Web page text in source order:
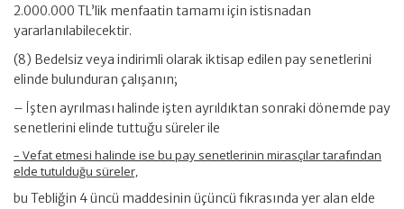
2.000.000 TL’lik menfaatin tamamı için istisnadan
yararlanılabilecektir.
(8) Bedelsiz veya indirimli olarak iktisap edilen pay senetlerini
elinde bulunduran çalışanın;
– İşten ayrılması halinde işten ayrıldıktan sonraki dönemde pay
senetlerini elinde tuttuğu süreler ile
– Vefat etmesi halinde ise bu pay senetlerinin mirasçılar tarafından
elde tutulduğu süreler,
bu Tebliğin 4 üncü maddesinin üçüncü fıkrasında yer alan elde